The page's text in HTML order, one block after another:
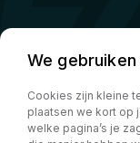
We
Cookies zijn kleine
plaatsen we kort op
welke pagina’s je